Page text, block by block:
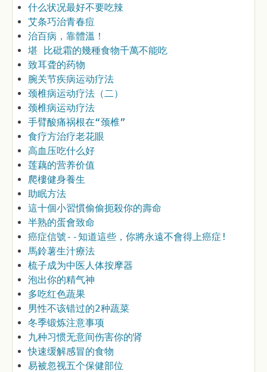
什么状况最好不要吃辣
艾条巧治青春痘
治百病，靠體溫！
堪 比砒霜的幾種食物千萬不能吃
致耳聋的药物
腕关节疾病运动疗法
颈椎病运动疗法（二）
颈椎病运动疗法
手臂酸痛祸根在“颈椎”
食疗方治疗老花眼
高血压吃什么好
莲藕的营养价值
爬樓健身養生
助眠方法
這十個小習慣偷偷扼殺你的壽命
半熟的蛋會致命
癌症信號--知道這些，你將永遠不會得上癌症!
馬鈴薯生汁療法
梳子成为中医人体按摩器
泡出你的精气神
多吃红色蔬果
男性不该错过的2种蔬菜
冬季锻炼注意事项
九种习惯无意间伤害你的肾
快速缓解感冒的食物
易被忽视五个保健部位